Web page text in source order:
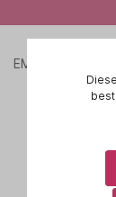
EMPFEHLUNG